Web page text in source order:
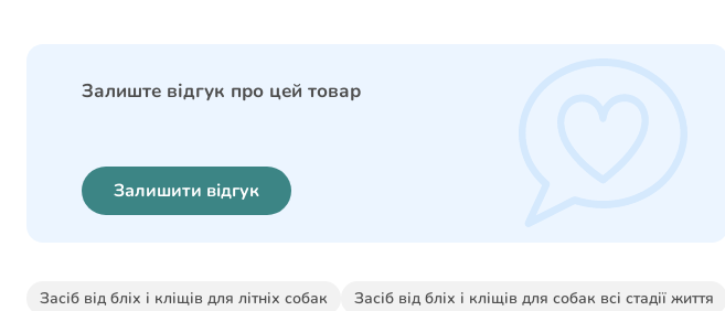
Залиште відгук про цей товар
Залишити відгук
Засіб від бліх і кліщів для літніх собак Засіб від бліх і кліщів для собак всі стадії життя